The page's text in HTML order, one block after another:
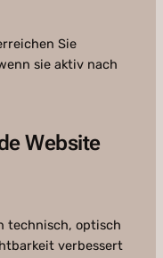
Sie
sie aktiv nach
Website
technisch, optisch
verbessert